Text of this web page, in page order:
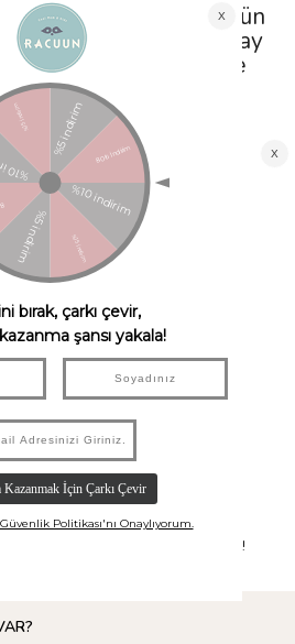
Parıltılı figürün
renk geçişli yapay
doğumgünü partilerine
Klips detayıyla
Kolay İade
14 Gün İçerisinde İade İmkanı!